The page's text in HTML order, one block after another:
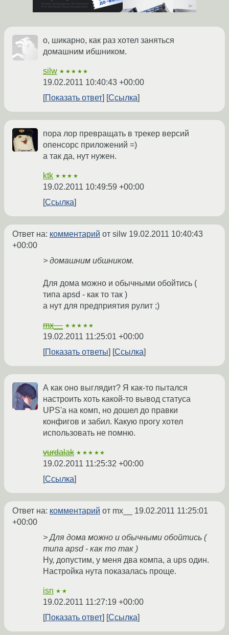
о, шикарно, как раз хотел заняться
домашним ибшником.
silw ★★★★★
19.02.2011 10:40:43 +00:00
Показать ответ
Ссылка
пора лор превращать в трекер версий
опенсорс приложений =)
а так да, нут нужен.
ktk ★★★★
19.02.2011 10:49:59 +00:00
Ссылка
Ответ на: комментарий от silw 19.02.2011 10:40:43
+00:00
> домашним ибшником.
Для дома можно и обычными обойтись (
типа apsd - как то так )
а нут для предприятия рулит ;)
mx__ ★★★★★
19.02.2011 11:25:01 +00:00
Показать ответы
Ссылка
А как оно выглядит? Я как-то пытался
настроить хоть какой-то вывод статуса
UPS'а на комп, но дошел до правки
конфигов и забил. Какую прогу хотел
использовать не помню.
vurdalak ★★★★★
19.02.2011 11:25:32 +00:00
Ссылка
Ответ на: комментарий от mx__ 19.02.2011 11:25:01
+00:00
> Для дома можно и обычными обойтись (
типа apsd - как то так )
Ну, допустим, у меня два компа, а ups один.
Настройка нута показалась проще.
isn ★★
19.02.2011 11:27:19 +00:00
Показать ответ
Ссылка